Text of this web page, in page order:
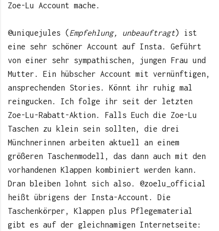
Zoe-Lu Account mache.
@uniquejules (Empfehlung, unbeauftragt) ist
eine sehr schöner Account auf Insta. Geführt
von einer sehr sympathischen, jungen Frau und
Mutter. Ein hübscher Account mit vernünftigen,
ansprechenden Stories. Könnt ihr ruhig mal
reingucken. Ich folge ihr seit der letzten
Zoe-Lu-Rabatt-Aktion. Falls Euch die Zoe-Lu
Taschen zu klein sein sollten, die drei
Münchnerinnen arbeiten aktuell an einem
größeren Taschenmodell, das dann auch mit den
vorhandenen Klappen kombiniert werden kann.
Dran bleiben lohnt sich also. @zoelu_official
heißt übrigens der Insta-Account. Die
Taschenkörper, Klappen plus Pflegematerial
gibt es auf der gleichnamigen Internetseite: